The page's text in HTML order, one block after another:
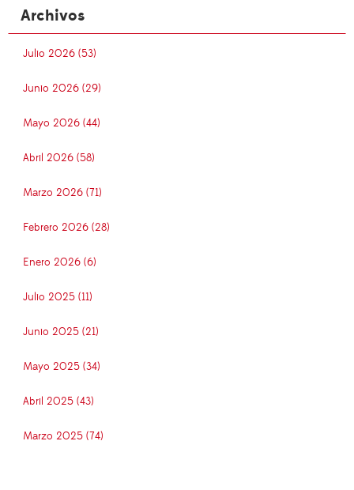
Archivos
Julio 2026 (53)
Junio 2026 (29)
Mayo 2026 (44)
Abril 2026 (58)
Marzo 2026 (71)
Febrero 2026 (28)
Enero 2026 (6)
Julio 2025 (11)
Junio 2025 (21)
Mayo 2025 (34)
Abril 2025 (43)
Marzo 2025 (74)